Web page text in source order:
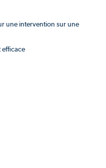
une intervention sur une
efficace